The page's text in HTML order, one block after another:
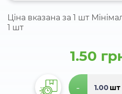
Ціна вказана за 1 шт
1 шт
1.50
- шт